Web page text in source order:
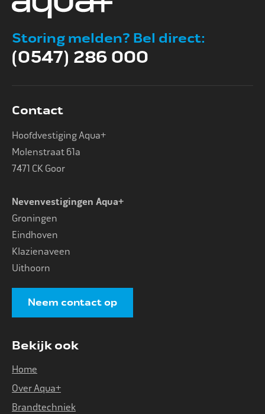
Storing melden? Bel direct:
(0547) 286 000
Contact
Hoofdvestiging Aqua+
Molenstraat 61a
7471 CK Goor
Nevenvestigingen Aqua+
Groningen
Eindhoven
Klazienaveen
Uithoorn
Neem contact op
Bekijk ook
Home
Over Aqua+
Brandtechniek